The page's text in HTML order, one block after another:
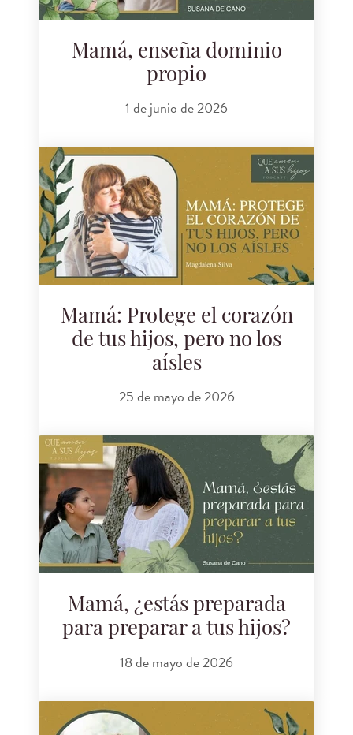
Mamá, enseña dominio
propio
1 de junio de 2026
Mamá: Protege el corazón
de tus hijos, pero no los
aísles
25 de mayo de 2026
Mamá, ¿estás preparada
para preparar a tus hijos?
18 de mayo de 2026